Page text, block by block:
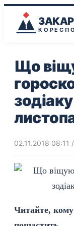
Що
02.11.2018 08:11 /
Читайте, кому